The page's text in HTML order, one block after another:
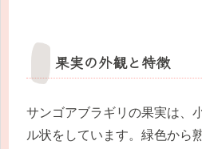
果実の外観と特徴
サンゴアブラギリの果実は、
ル状をしています。緑色から